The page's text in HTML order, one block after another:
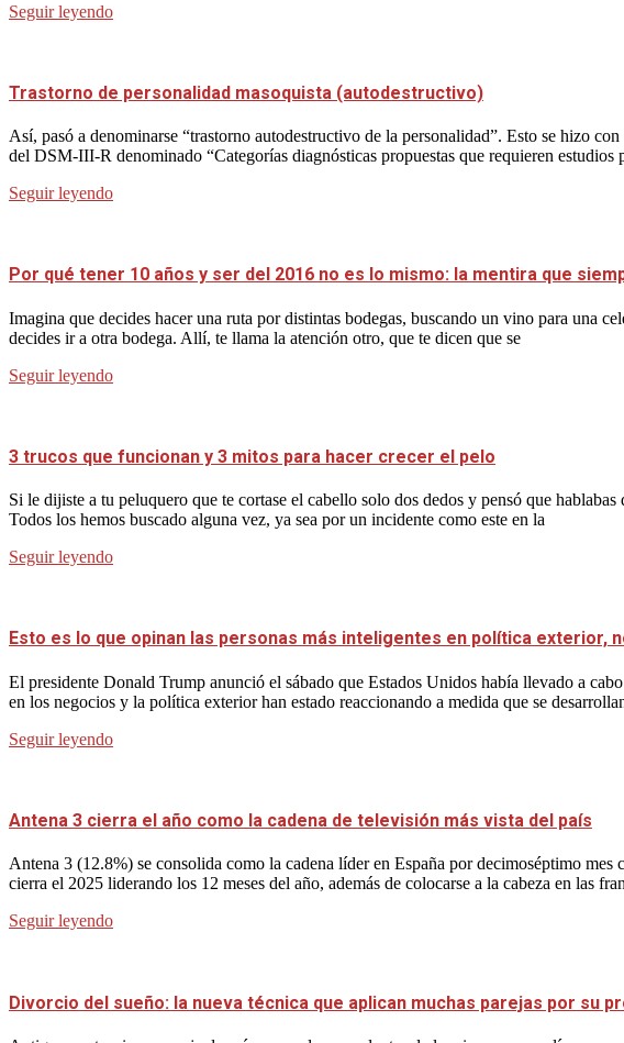
Seguir leyendo
Trastorno de personalidad masoquista (autodestructivo)
Así, pasó a denominarse “trastorno autodestructivo de la personalidad”. Esto se hizo
del DSM-III-R denominado “Categorías diagnósticas propuestas que requieren
Seguir leyendo
Por qué tener 10 años y ser del 2016 no es lo mismo: la mentira que
Imagina que decides hacer una ruta por distintas bodegas, buscando un vino para una
decides ir a otra bodega. Allí, te llama la atención otro, que te dicen que se
Seguir leyendo
3 trucos que funcionan y 3 mitos para hacer crecer el pelo
Si le dijiste a tu peluquero que te cortase el cabello solo dos dedos y pensó que
Todos los hemos buscado alguna vez, ya sea por un incidente como este en la
Seguir leyendo
Esto es lo que opinan las personas más inteligentes en política exterior,
El presidente Donald Trump anunció el sábado que Estados Unidos había llevado a
en los negocios y la política exterior han estado reaccionando a medida que se
Seguir leyendo
Antena 3 cierra el año como la cadena de televisión más vista del país
Antena 3 (12.8%) se consolida como la cadena líder en España por decimoséptimo
cierra el 2025 liderando los 12 meses del año, además de colocarse a la cabeza en las
Seguir leyendo
Divorcio del sueño: la nueva técnica que aplican muchas parejas por su